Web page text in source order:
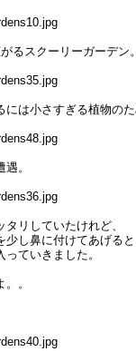
るスクーリーガーデン。
は小さすぎる植物のた
。
リしていたけれど、
し鼻に付けてあげると
ていきました。
。